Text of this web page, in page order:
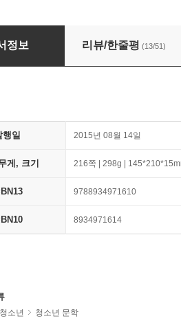
소년
정보 리뷰/한줄평 (13/51)
행일 2015년 08월 14일
게, 크기 216쪽 | 298g |
9788934971610
8934971614
청소년 청소년 문학